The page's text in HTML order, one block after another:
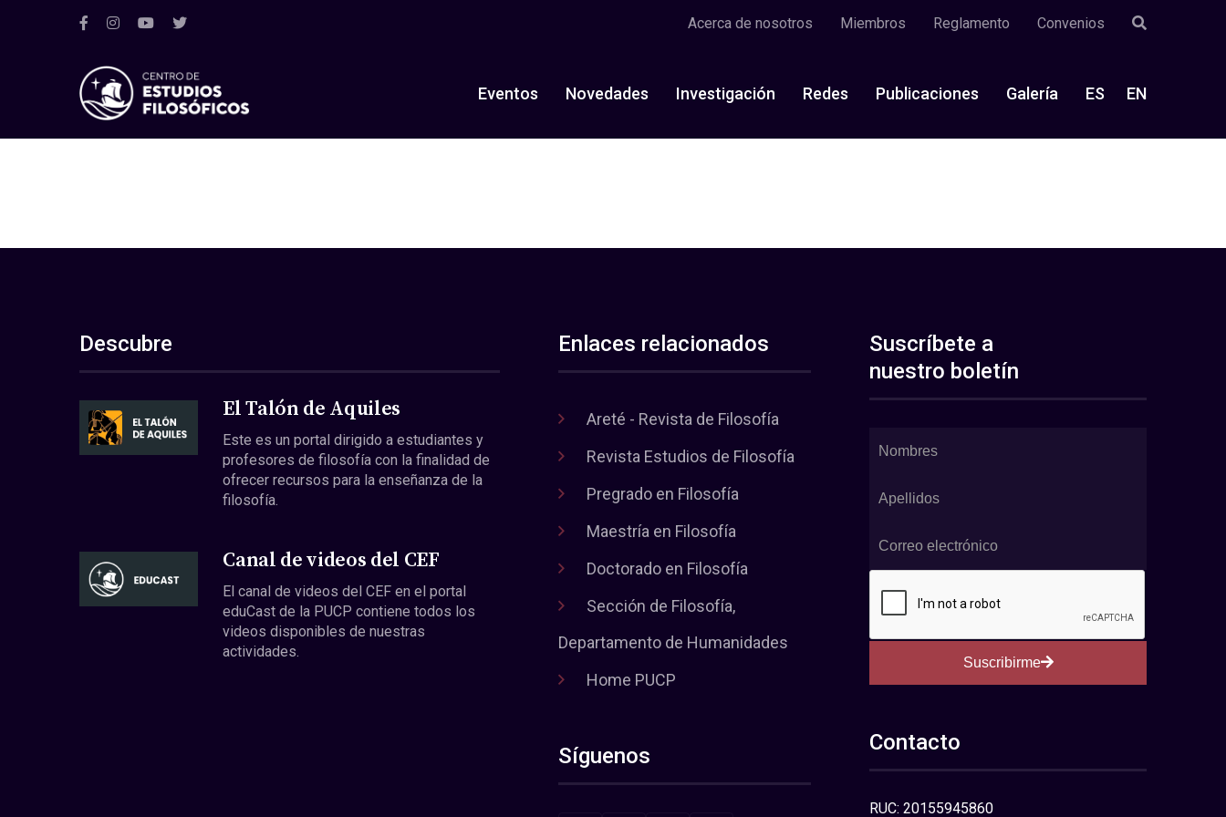
Acerca de nosotros Miembros Reglamento Convenios
Eventos Novedades Investigación Redes Publicaciones Galería ES EN
Descubre
El Talón de Aquiles
Este es un portal dirigido a estudiantes y
profesores de filosofía con la finalidad de
ofrecer recursos para la enseñanza de la
filosofía.
Canal de videos del CEF
El canal de videos del CEF en el portal
eduCast de la PUCP contiene todos los
videos disponibles de nuestras
actividades.
Enlaces relacionados
Areté - Revista de Filosofía
Revista Estudios de Filosofía
Pregrado en Filosofía
Maestría en Filosofía
Doctorado en Filosofía
Sección de Filosofía,
Departamento de Humanidades
Home PUCP
Síguenos
Suscríbete a
nuestro boletín
Suscribirme
Contacto
RUC: 20155945860